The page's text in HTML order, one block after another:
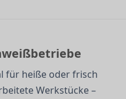
für heiße oder frisch
Werkstücke –